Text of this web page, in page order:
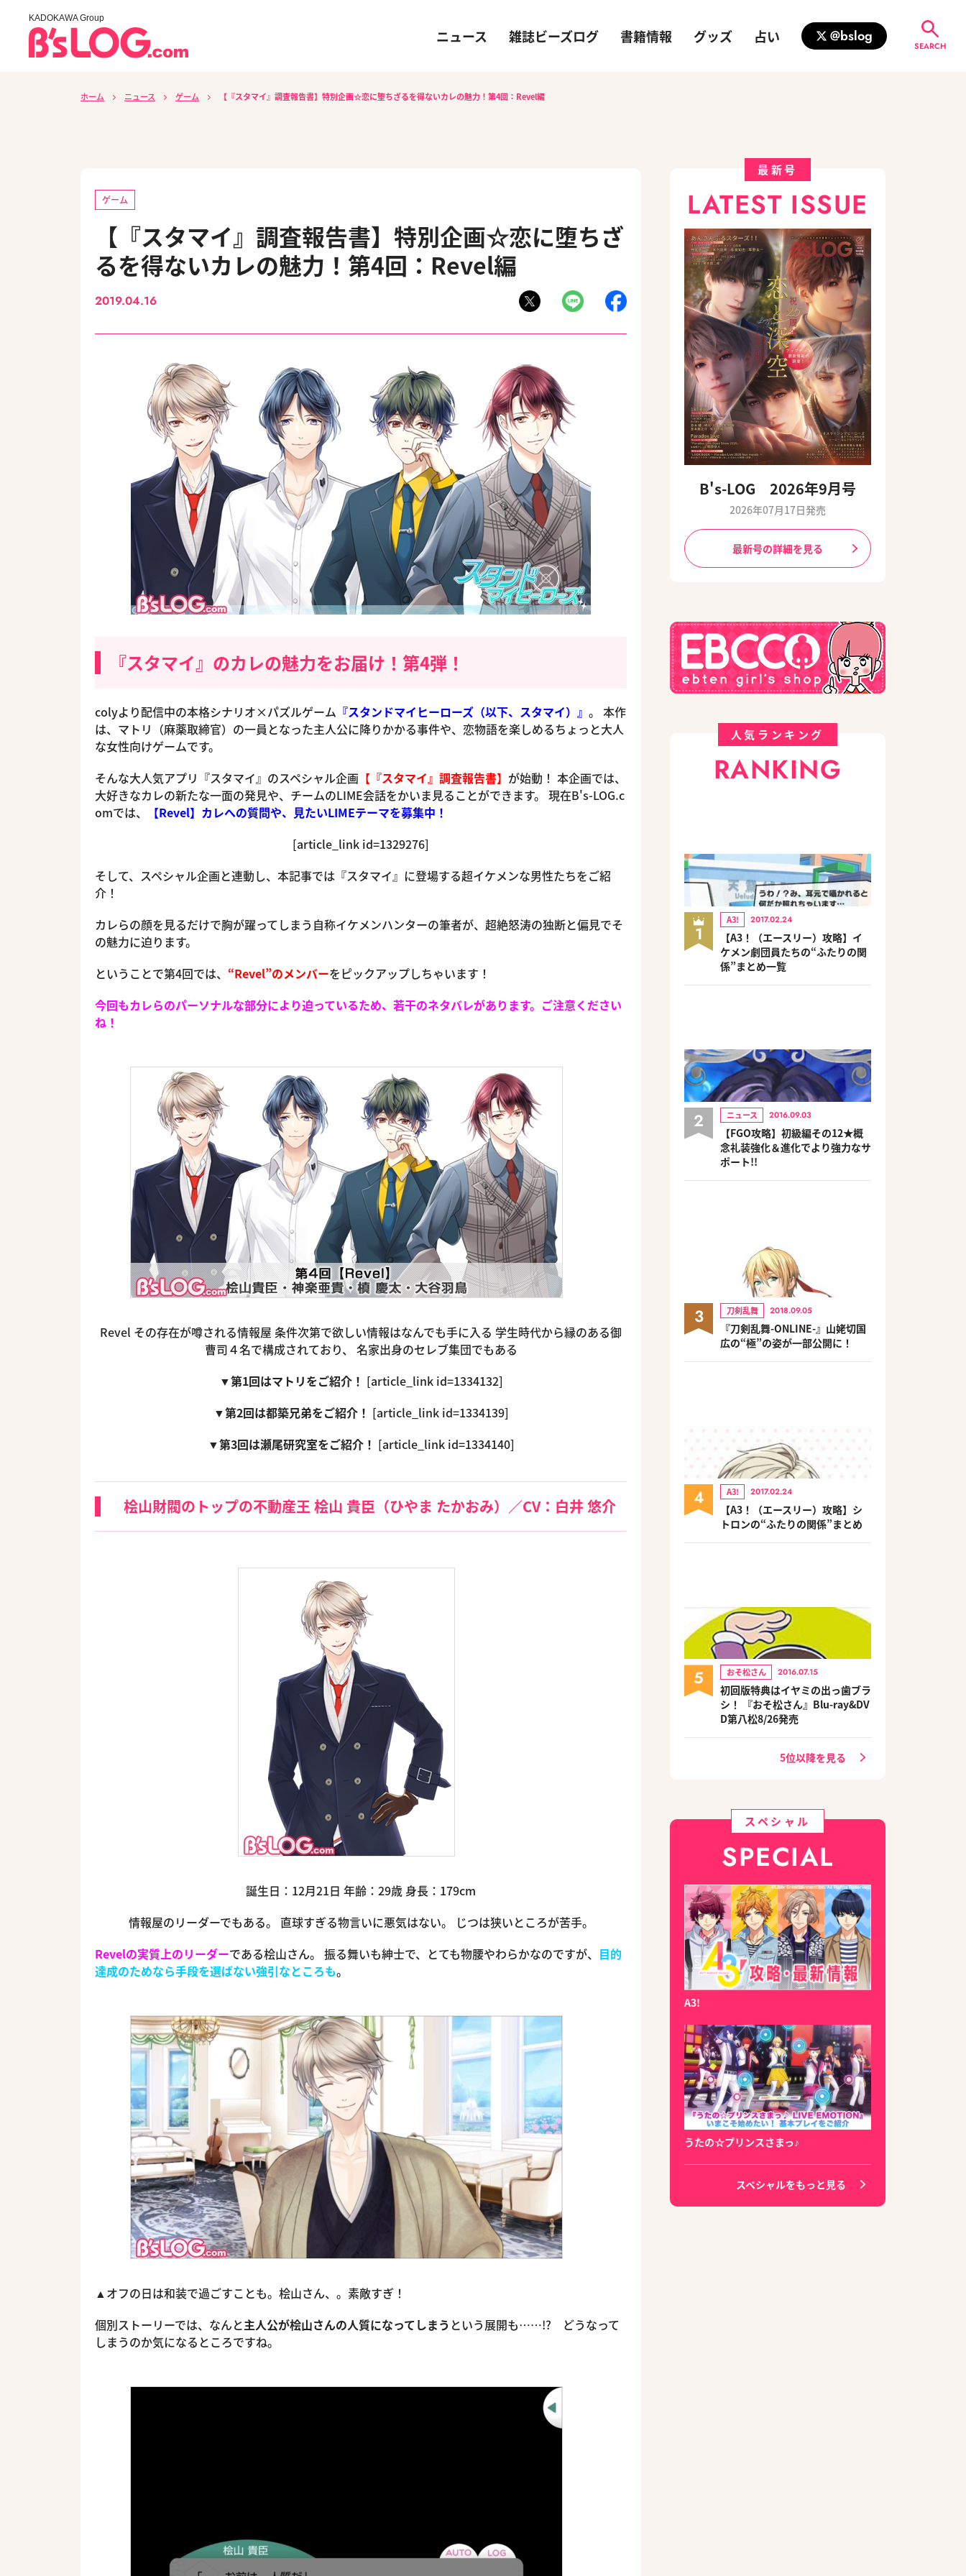
KADOKAWA Group
ニュース 雑誌ビーズログ 書籍情報 グッズ 占い @bslog
SEARCH
ホーム ニュース ゲーム 【『スタマイ』調査報告書】特別企画☆恋に堕ちざるを得ないカレの魅力！第4回：Revel編
ゲーム
【『スタマイ』調査報告書】特別企画☆恋に堕ちざ
るを得ないカレの魅力！第4回：Revel編
2019.04.16
『スタマイ』のカレの魅力をお届け！第4弾！
colyより配信中の本格シナリオ×パズルゲーム 『スタンドマイヒーローズ（以下、スタマイ）』 。 本作
は、マトリ（麻薬取締官）の一員となった主人公に降りかかる事件や、恋物語を楽しめるちょっと大人
な女性向けゲームです。
そんな大人気アプリ『スタマイ』のスペシャル企画 【『スタマイ』調査報告書】 が始動！ 本企画では、
大好きなカレの新たな一面の発見や、チームのLIME会話をかいま見ることができます。 現在B's-LOG.c
omでは、
【Revel】カレへの質問や、見たいLIMEテーマを募集中！
[article_link id=1329276]
そして、スペシャル企画と連動し、本記事では『スタマイ』に登場する超イケメンな男性たちをご紹
介！
カレらの顔を見るだけで胸が躍ってしまう自称イケメンハンターの筆者が、超絶怒涛の独断と偏見でそ
の魅力に迫ります。
ということで第4回では、 “Revel”のメンバーをピックアップしちゃいます！
今回もカレらのパーソナルな部分により迫っているため、若干のネタバレがあります。ご注意ください
ね！
Revel その存在が噂される情報屋 条件次第で欲しい情報はなんでも手に入る 学生時代から縁のある御
曹司４名で構成されており、 名家出身のセレブ集団でもある
▼第1回はマトリをご紹介！ [article_link id=1334132]
▼第2回は都築兄弟をご紹介！ [article_link id=1334139]
▼第3回は瀬尾研究室をご紹介！ [article_link id=1334140]
桧山財閥のトップの不動産王 桧山 貴臣（ひやま たかおみ）／CV：白井 悠介
誕生日：12月21日 年齢：29歳 身長：179cm
情報屋のリーダーでもある。 直球すぎる物言いに悪気はない。 じつは狭いところが苦手。
Revelの実質上のリーダーである桧山さん。 振る舞いも紳士で、とても物腰やわらかなのですが、 目的
達成のためなら手段を選ばない強引なところも。
▲オフの日は和装で過ごすことも。桧山さん、。素敵すぎ！
個別ストーリーでは、なんと主人公が桧山さんの人質になってしまう という展開も……!? どうなって
しまうのか気になるところですね。
最新号
LATEST ISSUE
B's-LOG 2026年9月号
2026年07月17日発売
最新号の詳細を見る
人気ランキング
RANKING
1
A3! 2017.02.24
【A3！（エースリー）攻略】イ
ケメン劇団員たちの“ふたりの関
係”まとめ一覧
2 ニュース 2016.09.03
【FGO攻略】初級編その12★概
念礼装強化＆進化でより強力なサ
ポート!!
3 刀剣乱舞 2018.09.05
『刀剣乱舞-ONLINE-』山姥切国
広の“極”の姿が一部公開に！
4 A3! 2017.02.24
【A3！（エースリー）攻略】シ
トロンの“ふたりの関係”まとめ
5 おそ松さん 2016.07.15
初回版特典はイヤミの出っ歯ブラ
シ！ 『おそ松さん』Blu-ray&DV
D第八松8/26発売
5位以降を見る
スペシャル
SPECIAL
A3!
うたの☆プリンスさまっ♪
スペシャルをもっと見る